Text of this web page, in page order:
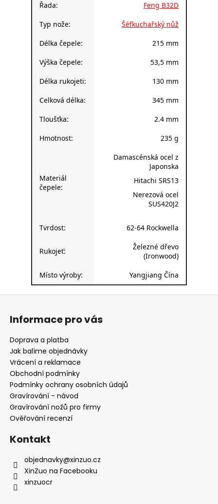
Řada: Feng B32D
Typ nože: Šéfkuchařský nůž
Délka čepele: 215 mm
Výška čepele: 53,5 mm
Délka rukojeti: 130 mm
Celková délka: 345 mm
Tloušťka: 2.4 mm
Hmotnost: 235 g
Materiál
čepele:
Damascénská ocel z
Japonska
Hitachi SRS13
Nerezová ocel
SUS420J2
Tvrdost: 62-64 Rockwella
Rukojeť:
Železné dřevo
(Ironwood)
Místo výroby: Yangjiang Čína
Informace pro vás
Doprava a platba
Jak balíme objednávky
Vrácení a reklamace
Obchodní podmínky
Podmínky ochrany osobních údajů
Gravírování - návod
Gravírování nožů pro firmy
Ověřování recenzí
Kontakt
objednavky@xinzuo.cz
XinZuo na Facebooku
xinzuocr